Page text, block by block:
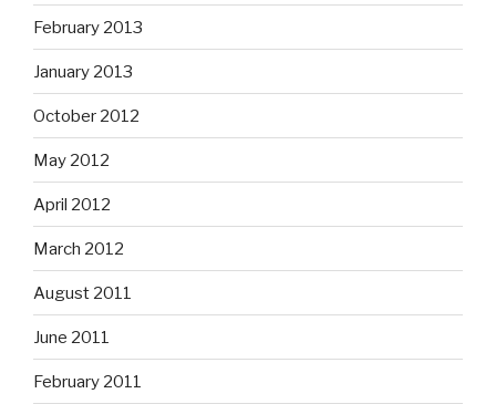
February 2013
January 2013
October 2012
May 2012
April 2012
March 2012
August 2011
June 2011
February 2011